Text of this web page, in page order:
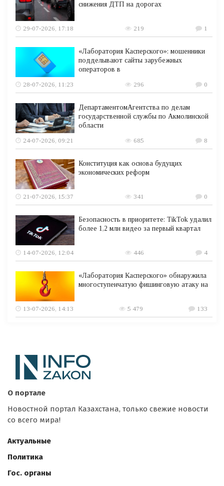
снижения ДТП на дорогах
29-07-2026, 17:18 219 1
«Лаборатория Касперского»: мошенники
подделывают сайты зарубежных
операторов в
28-07-2026, 11:23
296 0
ДепартаментомАгентства по делам
государственной службы по Акмолинской
области
24-07-2026, 09:21
685 8
Конституция как основа будущих
экономических реформ
21-07-2026, 15:37 341 0
Безопасность в приоритете: TikTok удалил
более 1,2 млн видео за первый квартал
14-07-2026, 12:04 446 4
«Лаборатория Касперского» обнаружила
многоступенчатую фишинговую атаку на
13-07-2026, 14:13 5 479 133
О портале
Новостной портал Казахстана, только свежие новости
со всего мира!
Актуальные
Политика
Гос. органы